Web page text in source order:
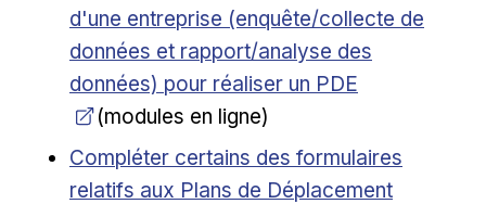
d'une entreprise (enquête/collecte de
données et rapport/analyse des
données) pour réaliser un PDE
(modules en ligne)
Ouvrir dans une nouvelle fenêtre
Compléter certains des formulaires
relatifs aux Plans de Déplacement